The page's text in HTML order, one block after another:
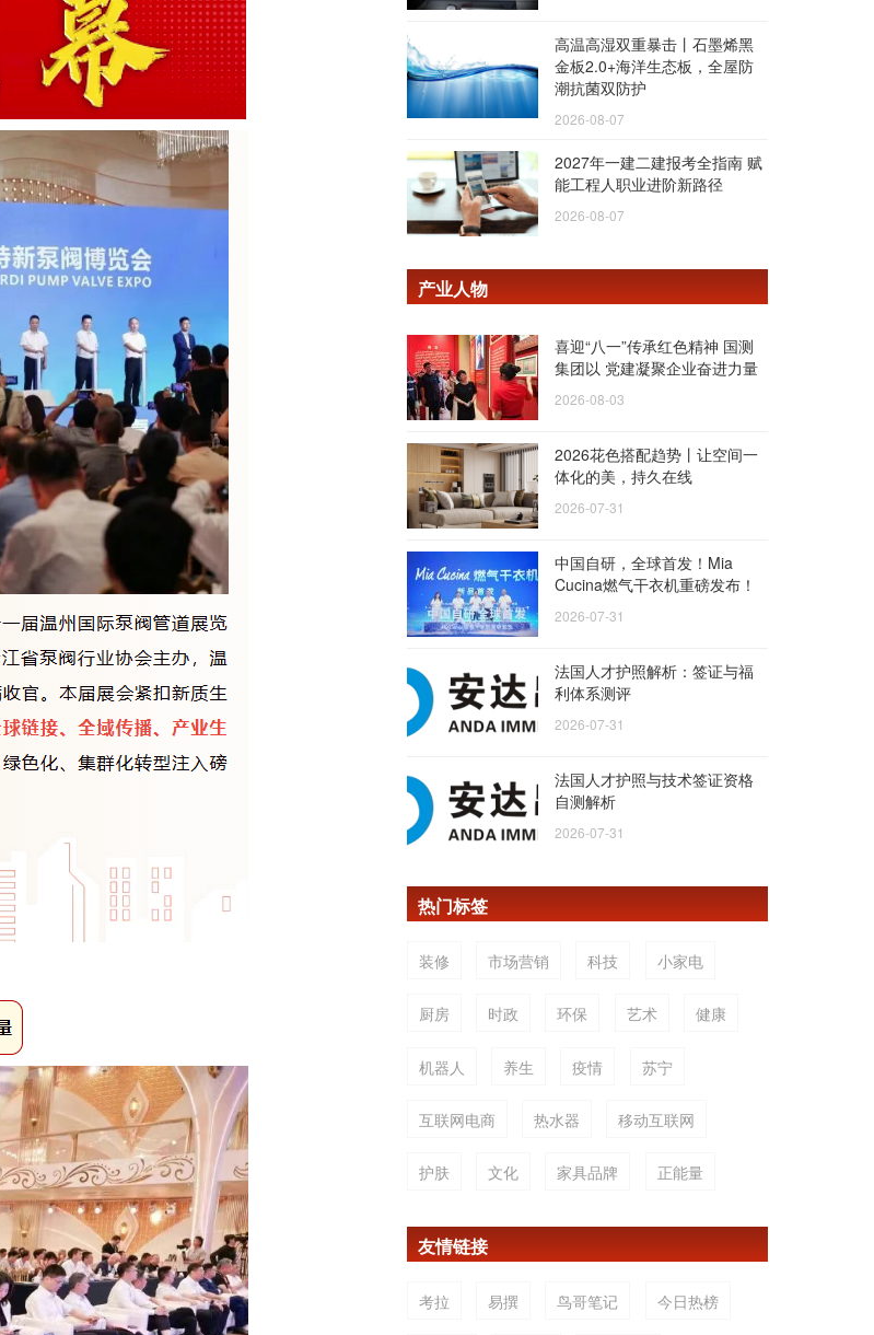
高温高湿双重暴击丨石墨烯黑
金板2.0+海洋生态板，全屋防
潮抗菌双防护
2026-08-07
2027年一建二建报考全指南 赋
能工程人职业进阶新路径
2026-08-07
产业人物
喜迎“八一”传承红色精神 国测
集团以 党建凝聚企业奋进力量
2026-08-03
2026花色搭配趋势丨让空间一
体化的美，持久在线
2026-07-31
中国自研，全球首发！Mia
Cucina燃气干衣机重磅发布！
2026-07-31
法国人才护照解析：签证与福
利体系测评
2026-07-31
法国人才护照与技术签证资格
自测解析
2026-07-31
热门标签
装修 市场营销 科技 小家电
厨房 时政 环保 艺术 健康
机器人 养生 疫情 苏宁
互联网电商 热水器 移动互联网
护肤 文化 家具品牌 正能量
友情链接
考拉 易撰 鸟哥笔记 今日热榜